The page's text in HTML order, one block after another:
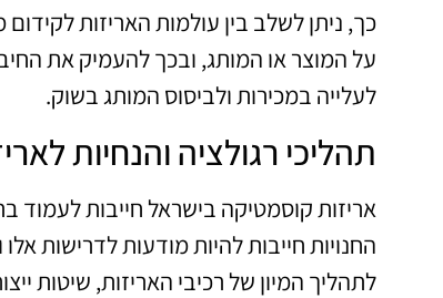
כך, ניתן לשלב בין עולמות האריזות
על המוצר או המותג, ובכך להעמיק את
לעלייה במכירות ולביסוס המותג בשוק.
תהליכי רגולציה והנחיות
אריזות קוסמטיקה בישראל חייבות לעמוד
החנויות חייבות להיות מודעות לדרישות
לתהליך המיון של רכיבי האריזות, שיטות